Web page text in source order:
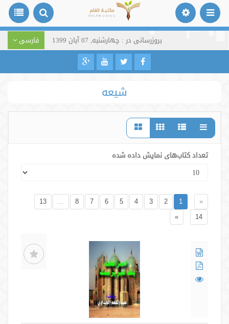
بروزرسانی در : چهارشنبه, 07 آبان 1399 فارسی
شیعه
تعداد کتاب‌های نمایش داده شده
«
1
2
3
4
5
6
7
8
...
13
14
»